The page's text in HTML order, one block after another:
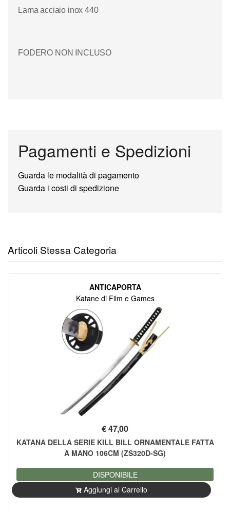
Lama acciaio inox 440
FODERO NON INCLUSO
Pagamenti e Spedizioni
Guarda le modalità di pagamento
Guarda i costi di spedizione
Articoli Stessa Categoria
ANTICAPORTA
Katane di Film e Games
€47,00
KATANA DELLA SERIE KILL BILL ORNAMENTALE FATTA
A MANO 106CM (ZS320D-SG)
DISPONIBILE
Aggiungi al Carrello